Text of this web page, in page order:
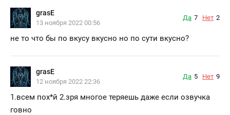
grasE
13 ноября 2022 00:56
Да 7 Нет 2
не то что бы по вкусу вкусно но по сути вкусно?
grasE
12 ноября 2022 22:36
Да 5 Нет 9
1.всем пох*й 2.зря многое теряешь даже если озвучка
говно